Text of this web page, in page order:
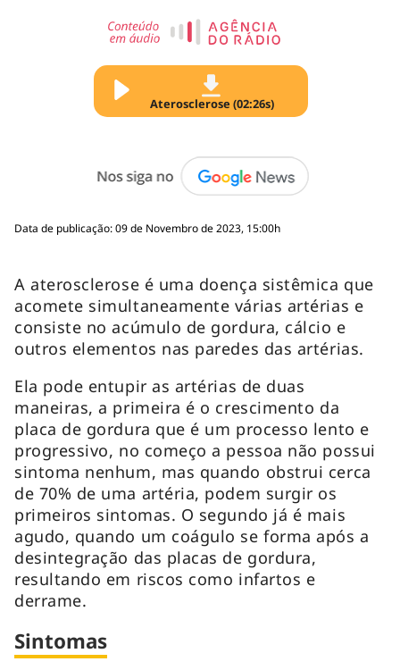
Aterosclerose (02:26s)
Data de publicação: 09 de Novembro de 2023, 15:00h
A aterosclerose é uma doença sistêmica que
acomete simultaneamente várias artérias e
consiste no acúmulo de gordura, cálcio e
outros elementos nas paredes das artérias.
Ela pode entupir as artérias de duas
maneiras, a primeira é o crescimento da
placa de gordura que é um processo lento e
progressivo, no começo a pessoa não possui
sintoma nenhum, mas quando obstrui cerca
de 70% de uma artéria, podem surgir os
primeiros sintomas. O segundo já é mais
agudo, quando um coágulo se forma após a
desintegração das placas de gordura,
resultando em riscos como infartos e
derrame.
Sintomas